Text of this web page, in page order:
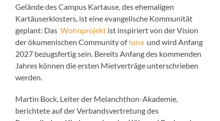
Gelände des Campus Kartause, des ehemaligen
Kartäuserklosters, ist eine evangelische Kommunität
geplant: DasWohnprojekt ist inspiriert von der Vision
der ökumenischen Community ofIona und wird Anfang
2027 bezugsfertig sein. Bereits Anfang des kommenden
Jahres können die ersten Mietverträge unterschrieben
werden.
Martin Bock, Leiter der Melanchthon-Akademie,
berichtete auf der Verbandsvertretung des